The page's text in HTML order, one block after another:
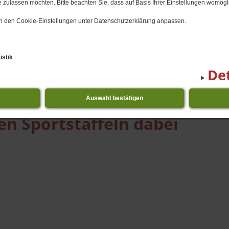
möchten. Bitte beachten Sie, dass auf Basis Ihrer Einstellungen
den Cookie-Einstellungen unter Datenschutzerklärung anpassen.
Auswahl bestätigen
NEUIGKEITEN & TERMINE SCHULLEBEN
06.​07.​2026 15.
Sportstaffeln dabei